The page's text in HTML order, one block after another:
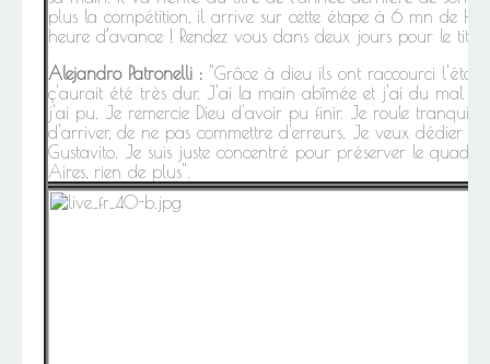
plus la compétition, il arrive sur cette étape à 6 mn de
heure d’avance ! Rendez vous dans deux jours pour le titre
Alejandro Patronelli : "Grâce à dieu ils ont raccourci
ç'aurait été très dur. J'ai la main abîmée et j'ai du mal à
j'ai pu. Je remercie Dieu d'avoir pu finir. Je roule
d'arriver, de ne pas commettre d'erreurs. Je veux dédier
Gustavito. Je suis juste concentré pour préserver le quad
Aires, rien de plus".